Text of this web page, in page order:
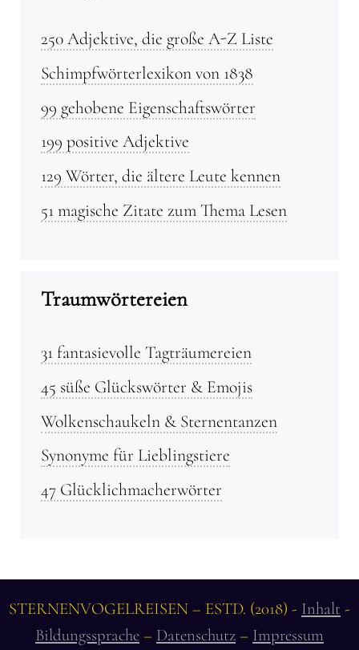
250 Adjektive, die große A-Z Liste
Schimpfwörterlexikon von 1838
99 gehobene Eigenschaftswörter
199 positive Adjektive
129 Wörter, die ältere Leute kennen
51 magische Zitate zum Thema Lesen
Traumwörtereien
31 fantasievolle Tagträumereien
45 süße Glückswörter & Emojis
Wolkenschaukeln & Sternentanzen
Synonyme für Lieblingstiere
47 Glücklichmacherwörter
STERNENVOGELREISEN – ESTD. (2018) - Inhalt -
Bildungssprache – Datenschutz – Impressum